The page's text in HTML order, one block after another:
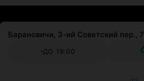
Барановичи, 3-ий Советский пер., 7
ДО 19:00